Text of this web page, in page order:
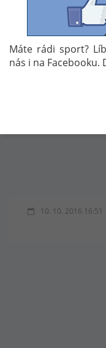
10. 10. 2016 16:51
Máte rádi sport?
nás i na Facebooku.